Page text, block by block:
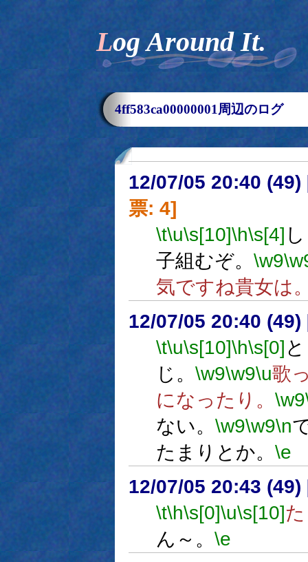
Log Around It.
4ff583ca00000001周辺のログ
12/07/05 20:40 (49)
票: 4]
\t\u\s[10]\h\s[4]
子組むぞ。 \w9
気ですね貴女は
12/07/05 20:40 (49)
\t\u\s[10]\h\s[0]
じ。 \w9\w9\u歌
になったり。 \w9
ない。 \w9\w9\n
たまりとか。 \e
12/07/05 20:43 (49)
\t\h\s[0]\u\s[10]
ん～。 \e